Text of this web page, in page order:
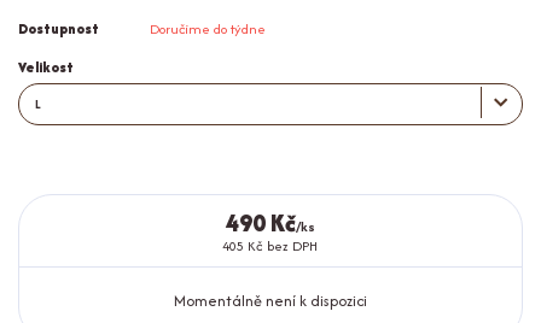
Dostupnost Doručíme do týdne
Velikost
490 Kč/ks
405 Kč bez DPH
Momentálně není k dispozici